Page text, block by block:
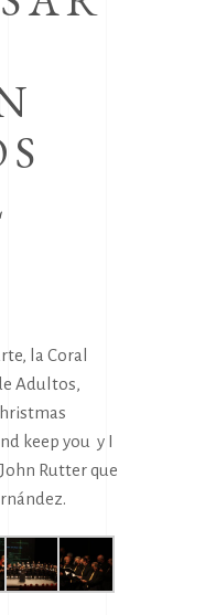
la Coral
Adultos,
keep you y I
Rutter que